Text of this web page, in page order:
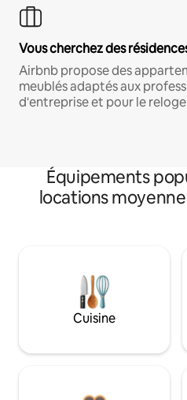
Vous cherchez des
Airbnb propose des
meublés adaptés aux
d'entreprise et pour le
Équipements
locations
Cuisine